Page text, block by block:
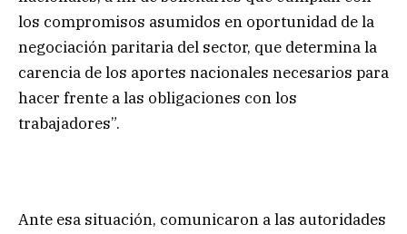
los compromisos asumidos en oportunidad de la
negociación paritaria del sector, que determina la
carencia de los aportes nacionales necesarios para
hacer frente a las obligaciones con los
trabajadores”.
Ante esa situación, comunicaron a las autoridades